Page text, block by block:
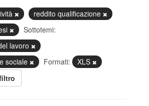
reddito qualificazione
Sottotemi:
lavoro
sociale
Formati:
XLS